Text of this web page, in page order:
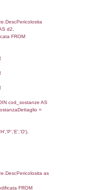
FROM
ON
=
=
AND
FROM
ON
=